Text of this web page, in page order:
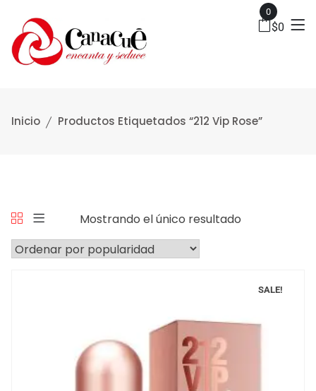
0
$0
Inicio Productos Etiquetados “212 Vip Rose”
Mostrando el único resultado
SALE!